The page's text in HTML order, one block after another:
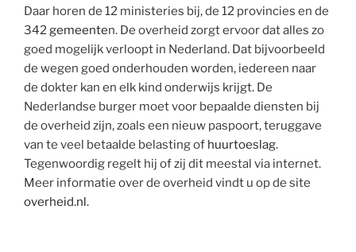
Daar horen de 12 ministeries bij, de 12 provincies en de
342gemeenten. De overheid zorgt ervoor dat alles zo
goed mogelijk verloopt in Nederland. Dat bijvoorbeeld
de wegen goed onderhouden worden, iedereen naar
de dokter kan en elk kind onderwijs krijgt. De
Nederlandse burger moet voor bepaalde diensten bij
de overheid zijn, zoals een nieuw paspoort, teruggave
van te veel betaalde belasting of huurtoeslag.
Tegenwoordig regelt hij of zij dit meestal via internet.
Meer informatie over de overheid vindt u op de site
overheid.nl.